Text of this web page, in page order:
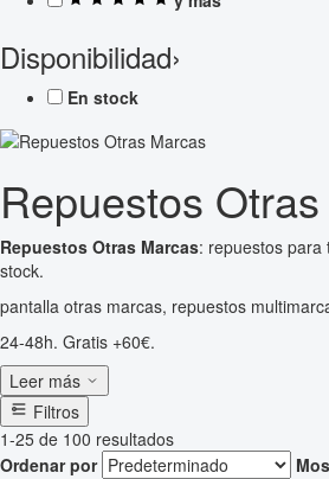
Disponibilidad›
En stock
Repuestos
Repuestos Otras Marcas: repuestos para
stock.
pantalla otras marcas, repuestos
24-48h. Gratis +60€.
Leer más
Filtros
1-25 de 100 resultados
Ordenar por